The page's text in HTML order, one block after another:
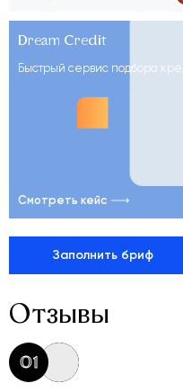
Dream Credit
Быстрый сервис подбора
Смотреть кейс
Заполнить бриф
Отзывы
01